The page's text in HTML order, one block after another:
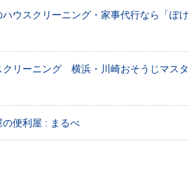
ハウスクリーニング・家事代行なら「ぽけ
クリーニング 横浜・川崎おそうじマスタ
の便利屋 : まるべ